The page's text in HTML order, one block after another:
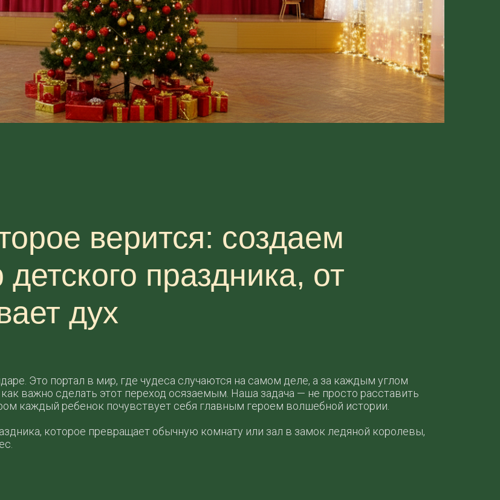
верится: создаем
праздника, от
дух
Это портал в мир, где чудеса случаются на самом деле, а за каждым углом
важно сделать этот переход осязаемым. Наша задача — не просто расставить
каждый ребенок почувствует себя главным героем волшебной истории.
которое превращает обычную комнату или зал в замок ледяной королевы,